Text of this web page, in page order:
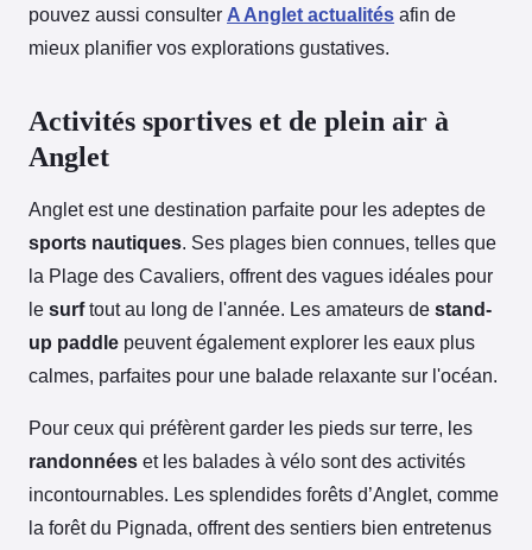
pouvez aussi consulter A Anglet actualités afin de
mieux planifier vos explorations gustatives.
Activités sportives et de plein air à
Anglet
Anglet est une destination parfaite pour les adeptes de
sports nautiques. Ses plages bien connues, telles que
la Plage des Cavaliers, offrent des vagues idéales pour
le surftout au long de l'année. Les amateurs de stand-
up paddle peuvent également explorer les eaux plus
calmes, parfaites pour une balade relaxante sur l'océan.
Pour ceux qui préfèrent garder les pieds sur terre, les
randonnées et les balades à vélo sont des activités
incontournables. Les splendides forêts d’Anglet, comme
la forêt du Pignada, offrent des sentiers bien entretenus